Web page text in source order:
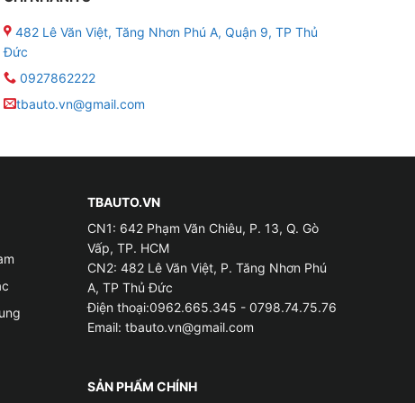
482 Lê Văn Việt, Tăng Nhơn Phú A, Quận 9, TP Thủ
Đức
0927862222
tbauto.vn@gmail.com
TBAUTO.VN
CN1: 642 Phạm Văn Chiêu, P. 13, Q. Gò
Vấp, TP. HCM
CN2: 482 Lê Văn Việt, P. Tăng Nhơn Phú
A, TP Thủ Đức
Điện thoại:0962.665.345 - 0798.74.75.76
Email: tbauto.vn@gmail.com
SẢN PHẨM CHÍNH